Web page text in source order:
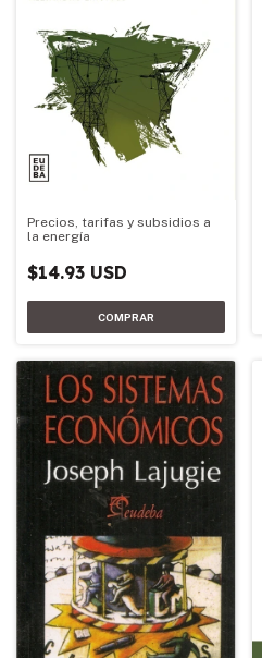
Precios, tarifas y subsidios a
la energía
$14.93 USD